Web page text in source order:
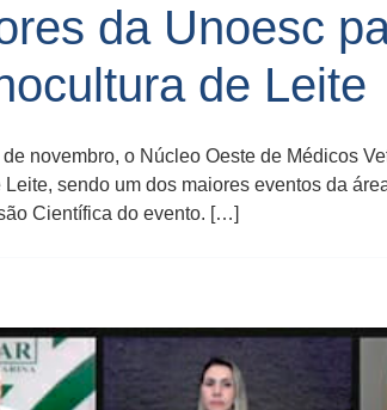
da Unoesc
de Leite
novembro, o Núcleo Oeste de Médicos
sendo um dos maiores eventos da
Científica do evento. […]